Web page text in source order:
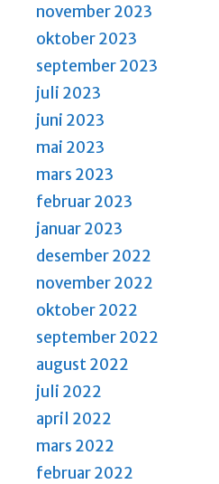
november 2023
oktober 2023
september 2023
juli 2023
juni 2023
mai 2023
mars 2023
februar 2023
januar 2023
desember 2022
november 2022
oktober 2022
september 2022
august 2022
juli 2022
april 2022
mars 2022
februar 2022